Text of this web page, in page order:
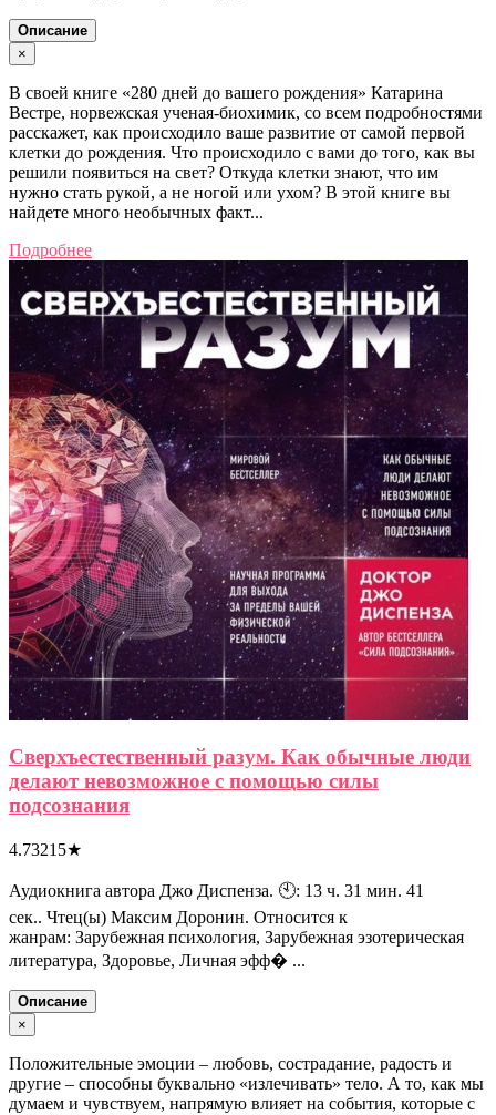
Описание
×
В своей книге «280 дней до вашего рождения» Катарина
Вестре, норвежская ученая-биохимик, со всем подробностями
расскажет, как происходило ваше развитие от самой первой
клетки до рождения. Что происходило с вами до того, как вы
решили появиться на свет? Откуда клетки знают, что им
нужно стать рукой, а не ногой или ухом? В этой книге вы
найдете много необычных факт...
Подробнее
Сверхъестественный разум. Как обычные люди
делают невозможное с помощью силы
подсознания
4.73215★
Аудиокнига автора Джо Диспенза. 🕙: 13 ч. 31 мин. 41
сек.. Чтец(ы) Максим Доронин. Относится к
жанрам: Зарубежная психология, Зарубежная эзотерическая
литература, Здоровье, Личная эфф� ...
Описание
×
Положительные эмоции – любовь, сострадание, радость и
другие – способны буквально «излечивать» тело. А то, как мы
думаем и чувствуем, напрямую влияет на события, которые с